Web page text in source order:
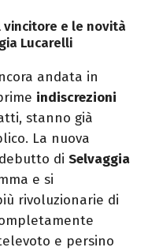
e le novità
Lucarelli
andata in
indiscrezioni
stanno già
La nuova
di Selvaggia
e si
rivoluzionarie di
e persino